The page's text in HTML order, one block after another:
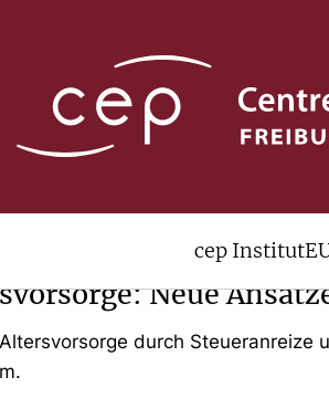
cep Institut
Neue
durch